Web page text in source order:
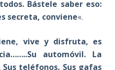
Bástele saber eso:
secreta, conviene«.
vive y disfruta, es
automóvil. La
teléfonos. Sus gafas